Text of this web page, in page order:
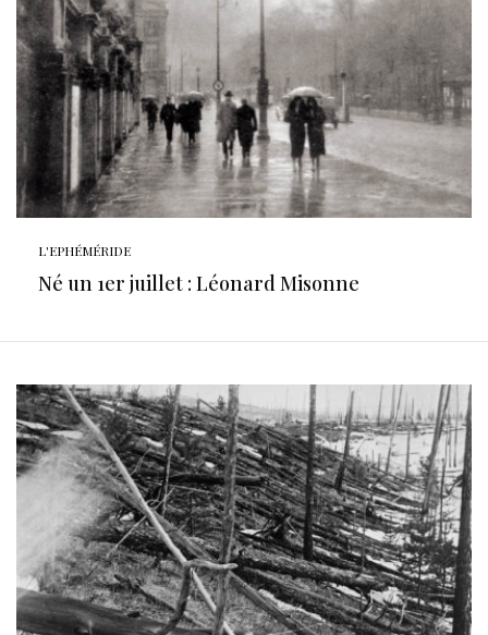
L'EPHÉMÉRIDE
Né un 1er juillet : Léonard Misonne